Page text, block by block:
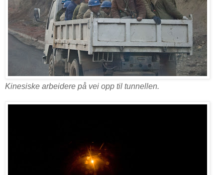
Kinesiske arbeidere på vei opp til tunnellen.